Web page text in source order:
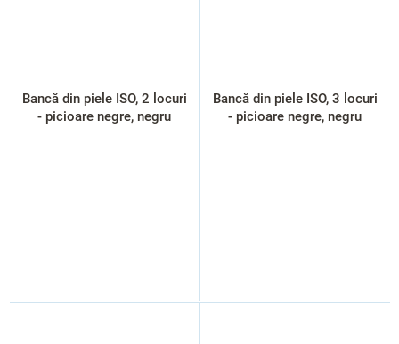
Bancă din piele ISO, 2 locuri
- picioare negre, negru
Bancă din piele ISO, 3 locuri
- picioare negre, negru